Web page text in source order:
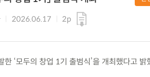
2026.06.17 2p
‘모두의 창업 1기 출범식’을 개최했다고 밝